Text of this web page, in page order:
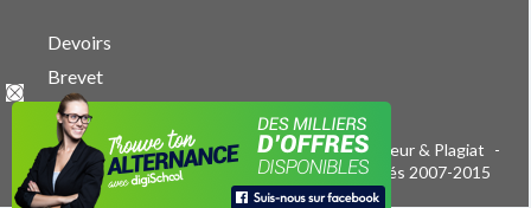
Devoirs
Brevet
Publicité sur le réseau digiSchool - Droits d'auteur & Plagiat -
Mentions légales - CGU - Tous droits réservés 2007-2015